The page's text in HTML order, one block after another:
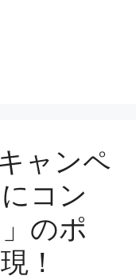
ャンペ
コン
のポ
！